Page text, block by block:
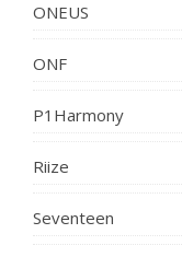
ONEUS
ONF
P1Harmony
Riize
Seventeen